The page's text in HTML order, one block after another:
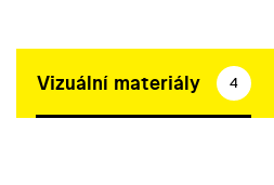
Vizuální materiály 4